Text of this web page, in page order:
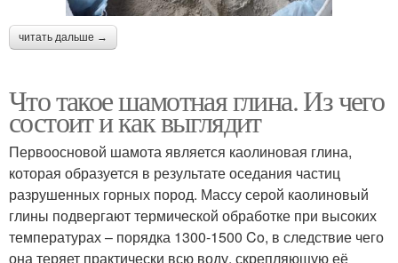
читать дальше →
Что такое шамотная глина. Из чего
состоит и как выглядит
Первоосновой шамота является каолиновая глина,
которая образуется в результате оседания частиц
разрушенных горных пород. Массу серой каолиновый
глины подвергают термической обработке при высоких
температурах – порядка 1300-1500 Co, в следствие чего
она теряет практически всю воду, скрепляющую её